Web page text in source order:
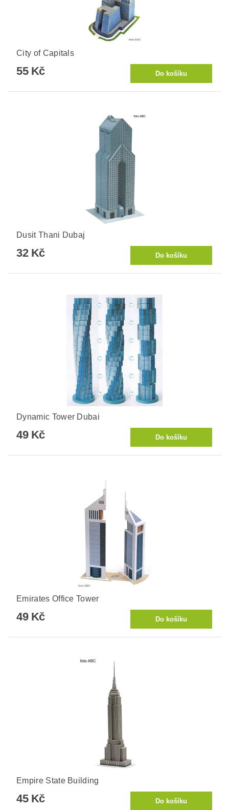
City of Capitals
55 Kč
Dusit Thani Dubaj
32 Kč
Dynamic Tower Dubai
49 Kč
Emirates Office Tower
49 Kč
Empire State Building
45 Kč